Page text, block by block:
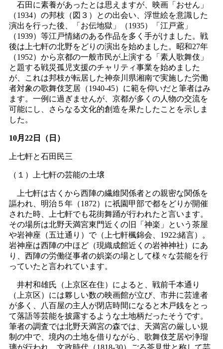
石田に素養があったとは思えますが、映画「おせん」
（1934）の邦枝（図３）との出会い、浮世絵を意識した
演出を行った後、「お伝地獄」（1935）「江戸鳶」
（1939）等江戸情緒のある作品を多く手がけました。戦
後は上七軒の北野をどりの演出を始めました。昭和27年
（1952）から京都の一般市民が上演する「素人歌舞伎」
と題する戦災孤児支援のチャリティ事業を始めました
が、これは邦枝が転居した神奈川県湘南で実施した労働
者対象の歌舞伎芝居（1940-45）に範を仰いだと筆者はみ
ます。一例に過ぎませんが、京都が多くの人物の交流を
可能にし、さらなる文化的創造を果たしたことを示しま
した。
10月22日（日）
上七軒と石田民三
（１）上七軒の芸能の土壌
上七軒は古くから西陣の繊維関係者との親密な関係を
謳われ、明治５年（1872）に祇園甲部で都をどりが開催
された時、上七軒でも花街舞踊が行われたと言います。
その場所は北野天満宮東門近くの旧「神楽」という茶屋
や岩神座（五辻通り）で（上七軒楓錦会、1922:緒言）。
岩神座は西陣の中ほど（現織成館近くの岩神神社）にあ
り、西陣の労働従事者の娯楽の場として様々な芸能を行
っていたと言われています。
井村和雄氏（上京区在住）によると、戦前千本通り
（上京区）には夥しい数の映画館が立び、市井に芸達者
が多く、八百屋の主人が閉店時間になると木戸銭をとっ
て落語等芸能を披露するような土地柄だったそうです。
筆者の調査では北野天満宮の森では、天満宮の厳しい規
制の中で、境内の土地を借りながら、歌舞伎芝居や浄瑠